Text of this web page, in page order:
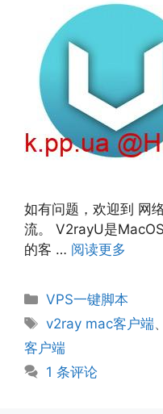
如有问题，欢迎到 网
流。 V2rayU是
的客 … 阅读更多
分
类
VPS一键脚本
标
签
v2ray mac客户端
客户端
1 条评论